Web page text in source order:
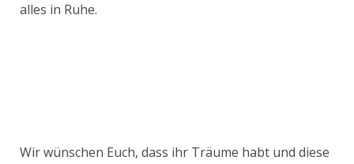
alles in Ruhe.
Wir wünschen Euch, dass ihr Träume habt und diese